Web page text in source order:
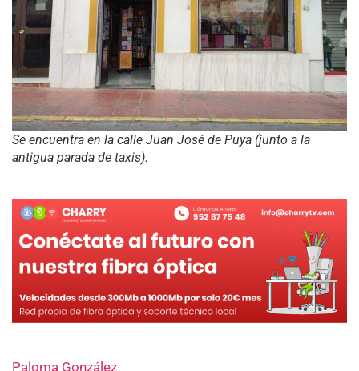
Se encuentra en la calle Juan José de Puya (junto a la
antigua parada de taxis).
Paloma González